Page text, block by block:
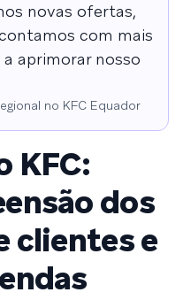
novas ofertas,
com mais
aprimorar nosso
no KFC Equador
KFC:
dos
clientes e